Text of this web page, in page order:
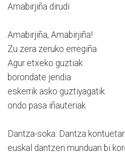
Amabirjiña dirudi
Amabirjiña, Amabirjiña!
Zu zera zeruko erregiña
Agur etxeko guztiak
borondate jendia
eskerrik asko guztiyagatik
ondo pasa iñauteriak
Dantza-soka: Dantza
euskal dantzen munduan bi